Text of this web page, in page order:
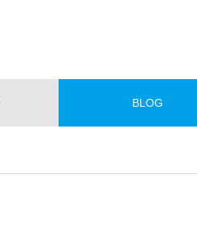
BLOG